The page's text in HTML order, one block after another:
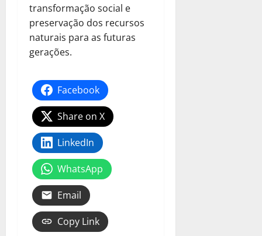
transformação social e
preservação dos recursos
naturais para as futuras
gerações.
Facebook
Share on X
LinkedIn
WhatsApp
Email
Copy Link